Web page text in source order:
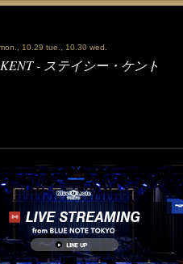
10.29 tue., 10.30 wed.
KENT - ステイシー・ケント